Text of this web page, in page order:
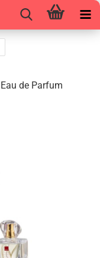
de Par­fum